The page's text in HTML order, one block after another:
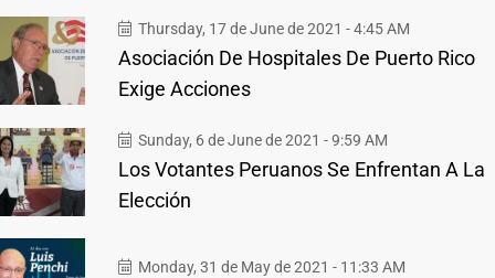
Thursday, 17 de June de 2021 - 4:45 AM
Asociación De Hospitales De Puerto Rico
Exige Acciones
Sunday, 6 de June de 2021 - 9:59 AM
Los Votantes Peruanos Se Enfrentan A La
Elección
Monday, 31 de May de 2021 - 11:33 AM